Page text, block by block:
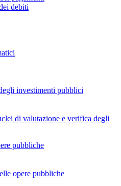
debiti
investimenti pubblici
di valutazione e verifica degli
pubbliche
opere pubbliche